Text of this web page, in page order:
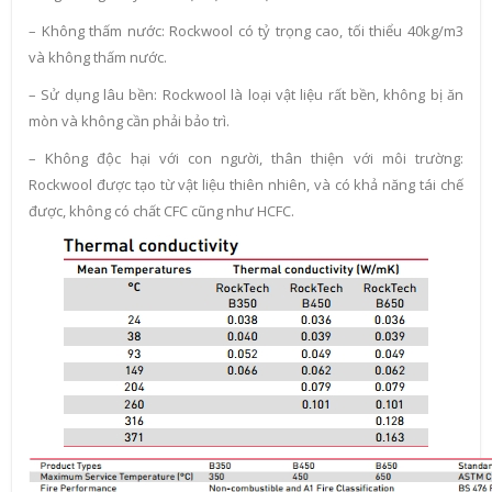
– Không thấm nước: Rockwool có tỷ trọng cao, tối thiểu 40kg/m3
và không thấm nước.
– Sử dụng lâu bền: Rockwool là loại vật liệu rất bền, không bị ăn
mòn và không cần phải bảo trì.
– Không độc hại với con người, thân thiện với môi trường:
Rockwool được tạo từ vật liệu thiên nhiên, và có khả năng tái chế
được, không có chất CFC cũng như HCFC.